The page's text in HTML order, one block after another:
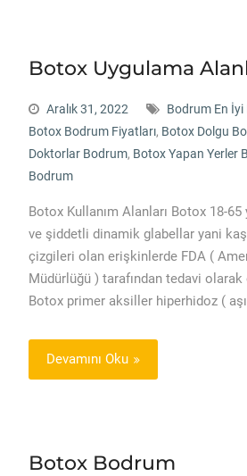
Botox Uygulama
Aralık 31, 2022 Bodrum En
Botox Bodrum Fiyatları, Botox Dolgu
Doktorlar Bodrum, Botox Yapan Yerler
Bodrum
Botox Kullanım Alanları Botox 18-
ve şiddetli dinamik glabellar yani kaş
çizgileri olan erişkinlerde FDA (
Müdürlüğü ) tarafından tedavi olarak
Botox primer aksiller hiperhidoz (
Devamını Oku
Botox Bodrum